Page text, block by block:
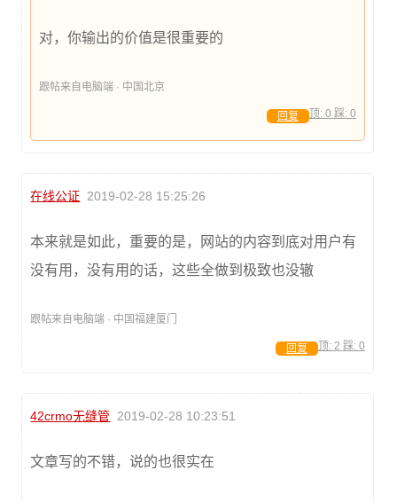
对，你输出的价值是很重要的
跟帖来自电脑端 · 中国北京
顶: 0 踩: 0
回复
在线公证 2019-02-28 15:25:26
本来就是如此，重要的是，网站的内容到底对用户有
没有用，没有用的话，这些全做到极致也没辙
跟帖来自电脑端 · 中国福建厦门
顶: 2 踩: 0
回复
42crmo无缝管 2019-02-28 10:23:51
文章写的不错，说的也很实在